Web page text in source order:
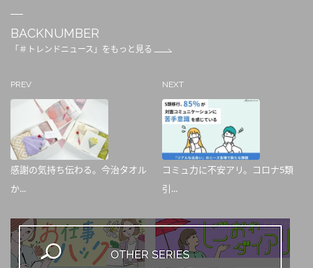
BACKNUMBER
「＃トレンドニュース」をもっと見る
PREV
感謝の気持ち伝わる。今治タオル
か...
NEXT
コミュ力に不安アリ。コロナ5類
引...